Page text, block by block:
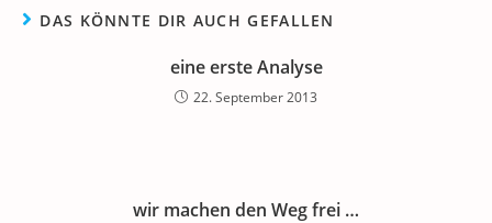
DAS KÖNNTE DIR AUCH GEFALLEN
eine erste Analyse
22. September 2013
wir machen den Weg frei …